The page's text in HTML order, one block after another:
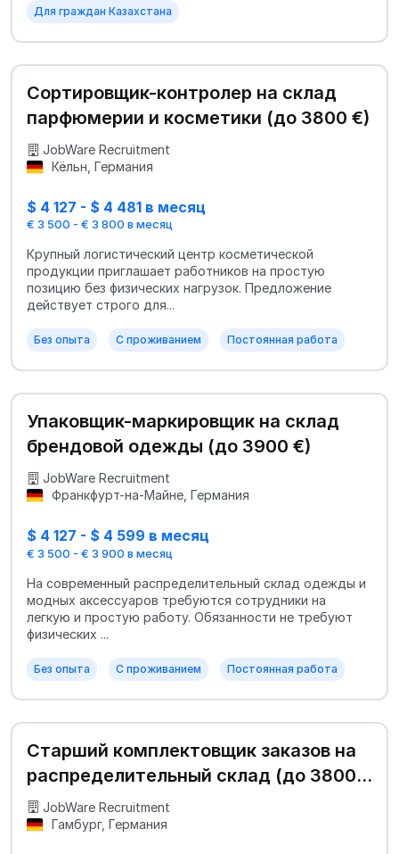
Для граждан Казахстана
Сортировщик-контролер на склад
парфюмерии и косметики (до 3800 €)
JobWare Recruitment
Кёльн, Германия
$ 4 127 - $ 4 481 в месяц
€ 3 500 - € 3 800 в месяц
Крупный логистический центр косметической
продукции приглашает работников на простую
позицию без физических нагрузок. Предложение
действует строго для...
Без опыта С проживанием Постоянная работа
Упаковщик-маркировщик на склад
брендовой одежды (до 3900 €)
JobWare Recruitment
Франкфурт-на-Майне, Германия
$ 4 127 - $ 4 599 в месяц
€ 3 500 - € 3 900 в месяц
На современный распределительный склад одежды и
модных аксессуаров требуются сотрудники на
легкую и простую работу. Обязанности не требуют
физических ...
Без опыта С проживанием Постоянная работа
Старший комплектовщик заказов на
распределительный склад (до 3800
€) JobWare Recruitment
Гамбург, Германия